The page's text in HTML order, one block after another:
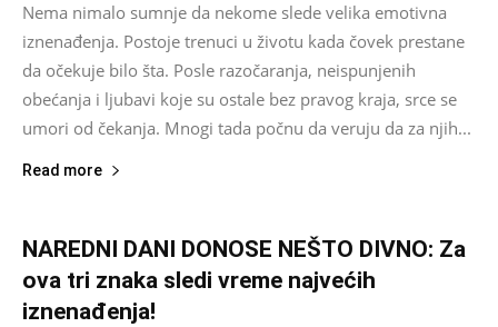
Nema nimalo sumnje da nekome slede velika emotivna
iznenađenja. Postoje trenuci u životu kada čovek prestane
da očekuje bilo šta. Posle razočaranja, neispunjenih
obećanja i ljubavi koje su ostale bez pravog kraja, srce se
umori od čekanja. Mnogi tada počnu da veruju da za njih...
Read more
NAREDNI DANI DONOSE NEŠTO DIVNO: Za
ova tri znaka sledi vreme najvećih
iznenađenja!